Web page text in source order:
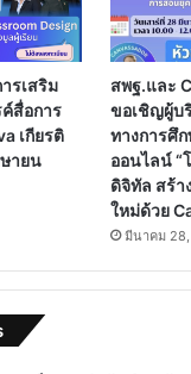
รเสริม
สื่อการ
เกียรติ
ายน
สพฐ.และ
ขอเชิญผู้บ
ทางการศึ
ออนไลน์ “
ดิจิทัล สร้า
ใหม่ด้วย
มีนาคม